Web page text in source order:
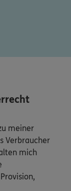
meiner
Verbraucher
mich